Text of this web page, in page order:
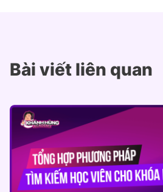
Bài viết liên quan